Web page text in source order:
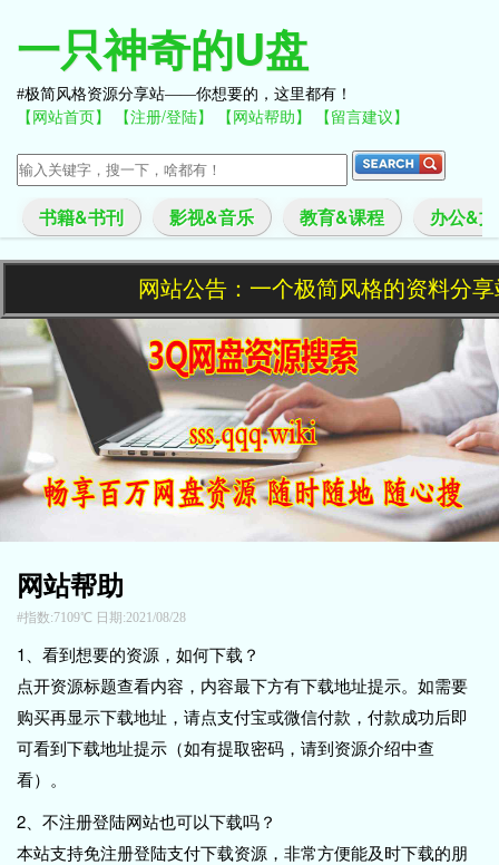
一只神奇的U盘
极简风格资源分享站——你想要的，这里都有！
【网站首页】 【注册/登陆】 【网站帮助】 【留言建议】
书籍&书刊 影视&音乐 教育&课程 办公&
网站公告：一个极简风格的资料分
网站帮助
指数:7109℃ 日期:2021/08/28
1、看到想要的资源，如何下载？
点开资源标题查看内容，内容最下方有下载地址提示。如需要
购买再显示下载地址，请点支付宝或微信付款，付款成功后即
可看到下载地址提示（如有提取密码，请到资源介绍中查
看）。
2、不注册登陆网站也可以下载吗？
本站支持免注册登陆支付下载资源，非常方便能及时下载的朋